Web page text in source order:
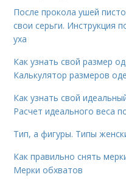
После прокола ушей
свои серьги. Инструкция
уха
Как узнать свой размер
Калькулятор размеров
Как узнать свой
Расчет идеального веса
Тип, а фигуры. Типы
Как правильно снять
Мерки обхватов